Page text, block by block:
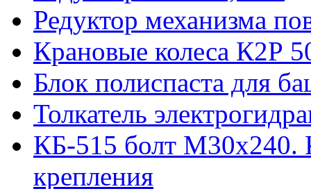
Редуктор механизма
Крановые колеса К2Р
Блок полиспаста для
Толкатель
КБ-515 болт М30х240.
крепления